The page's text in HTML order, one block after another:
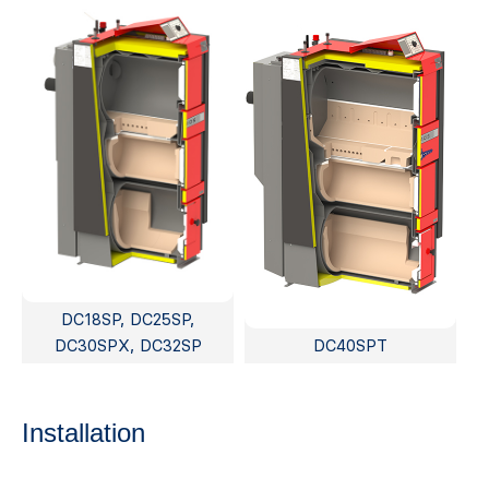
DC18SP, DC25SP,
DC30SPX, DC32SP
DC40SPT
Installation